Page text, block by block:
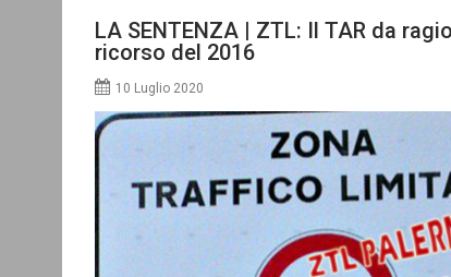
LA SENTENZA | ZTL: Il TAR da
ricorso del 2016
10 Luglio 2020